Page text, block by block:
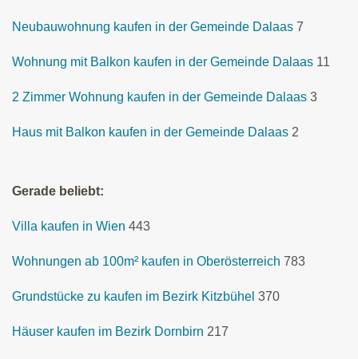
Neubauwohnung kaufen in der Gemeinde Dalaas 7
Wohnung mit Balkon kaufen in der Gemeinde Dalaas 11
2 Zimmer Wohnung kaufen in der Gemeinde Dalaas 3
Haus mit Balkon kaufen in der Gemeinde Dalaas 2
Gerade beliebt:
Villa kaufen in Wien 443
Wohnungen ab 100m² kaufen in Oberösterreich 783
Grundstücke zu kaufen im Bezirk Kitzbühel 370
Häuser kaufen im Bezirk Dornbirn 217